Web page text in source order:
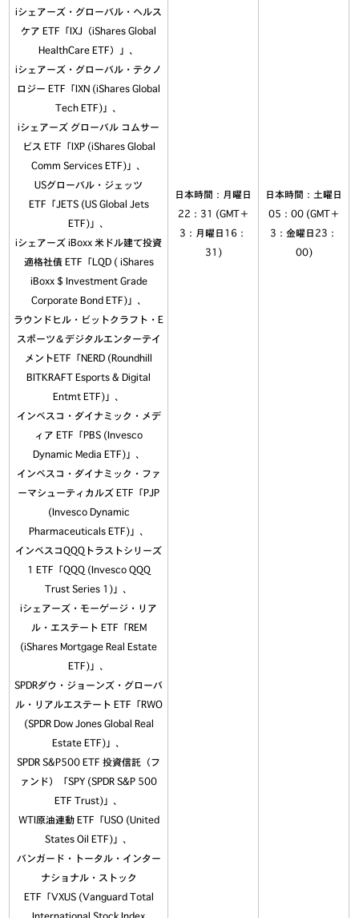
iシェアーズ・グローバル・ヘルス
ケア ETF「IXJ（iShares Global
HealthCare ETF）」、
iシェアーズ・グローバル・テクノ
ロジー ETF「IXN (iShares Global
Tech ETF)」、
iシェアーズ グローバル コムサー
ビス ETF「IXP (iShares Global
Comm Services ETF)」、
USグローバル・ジェッツ
ETF「JETS (US Global Jets
ETF)」、
iシェアーズ iBoxx 米ドル建て投資
適格社債 ETF「LQD ( iShares
iBoxx $ Investment Grade
Corporate Bond ETF)」、
ラウンドヒル・ビットクラフト・E
スポーツ＆デジタルエンターテイ
メントETF「NERD (Roundhill
BITKRAFT Esports & Digital
Entmt ETF)」、
インベスコ・ダイナミック・メデ
ィア ETF「PBS (Invesco
Dynamic Media ETF)」、
インベスコ・ダイナミック・ファ
ーマシューティカルズ ETF「PJP
(Invesco Dynamic
Pharmaceuticals ETF)」、
インベスコQQQトラストシリーズ
1 ETF「QQQ (Invesco QQQ
Trust Series 1)」、
iシェアーズ・モーゲージ・リア
ル・エステート ETF「REM
(iShares Mortgage Real Estate
ETF)」、
SPDRダウ・ジョーンズ・グローバ
ル・リアルエステート ETF「RWO
(SPDR Dow Jones Global Real
Estate ETF)」、
SPDR S&P500 ETF 投資信託（フ
ァンド）「SPY (SPDR S&P 500
ETF Trust)」、
WTI原油連動 ETF「USO (United
States Oil ETF)」、
バンガード・トータル・インター
ナショナル・ストック
ETF「VXUS (Vanguard Total
日本時間：月曜日
22：31 (GMT＋
3：月曜日16：
31)
日本時間：土曜日
05：00 (GMT＋
3：金曜日23：
00)